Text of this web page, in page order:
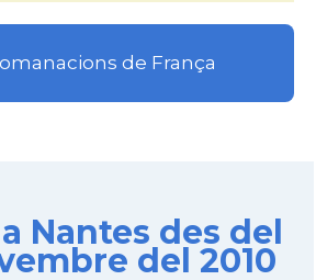
de França
Nantes des del
del 2010